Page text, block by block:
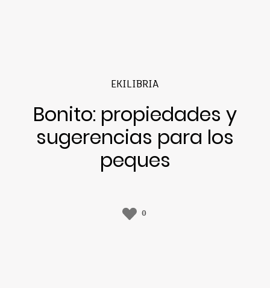
EKILIBRIA
Bonito: propiedades y
sugerencias para los
peques
0